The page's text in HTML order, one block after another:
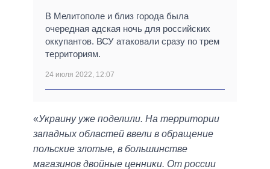
В Мелитополе и близ города была
очередная адская ночь для российских
оккупантов. ВСУ атаковали сразу по трем
территориям.
24 июля 2022, 12:07
«Украину уже поделили. На территории
западных областей ввели в обращение
польские злотые, в большинстве
магазинов двойные ценники. От россии